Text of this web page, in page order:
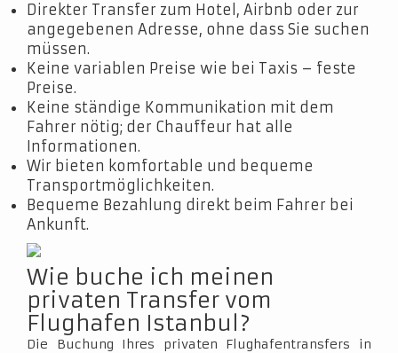
Direkter Transfer zum Hotel, Airbnb oder zur
angegebenen Adresse, ohne dass Sie suchen
müssen.
Keine variablen Preise wie bei Taxis – feste
Preise.
Keine ständige Kommunikation mit dem
Fahrer nötig; der Chauffeur hat alle
Informationen.
Wir bieten komfortable und bequeme
Transportmöglichkeiten.
Bequeme Bezahlung direkt beim Fahrer bei
Ankunft.
Wie buche ich meinen
privaten Transfer vom
Flughafen Istanbul?
Die Buchung Ihres privaten Flughafentransfers in